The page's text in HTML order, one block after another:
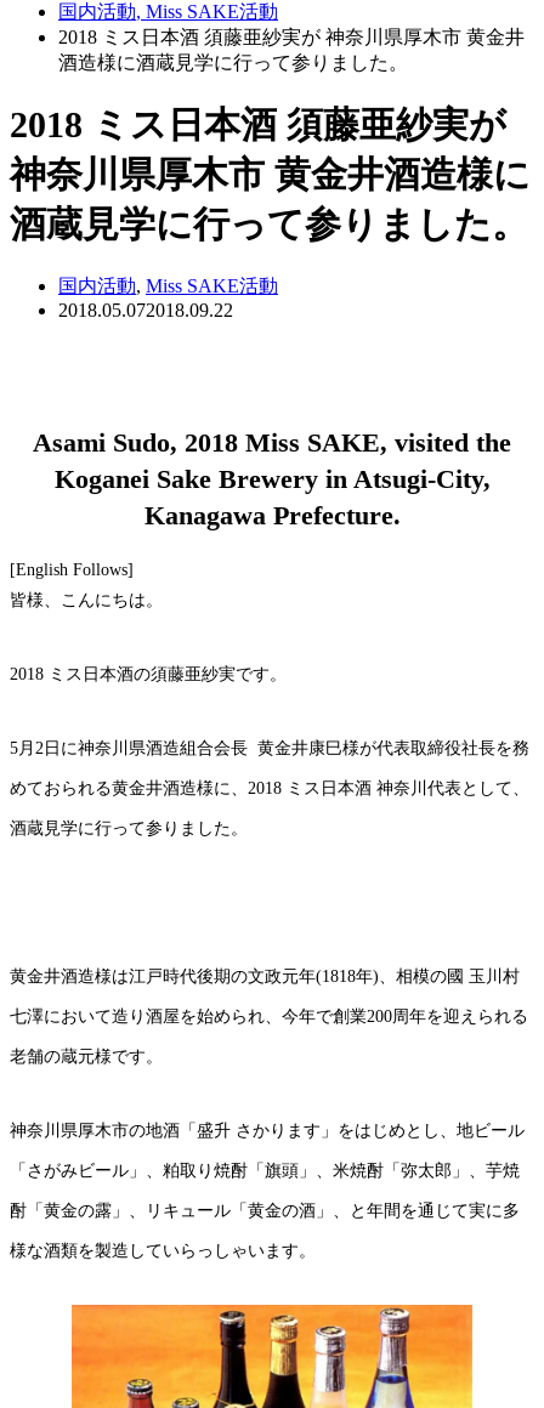
国内活動, Miss SAKE活動
2018 ミス日本酒 須藤亜紗実が 神奈川県厚木市 黄金井
酒造様に酒蔵見学に行って参りました。
2018 ミス日本酒 須藤亜紗実が
神奈川県厚木市 黄金井酒造様に
酒蔵見学に行って参りました。
国内活動, Miss SAKE活動
2018.05.072018.09.22
Asami Sudo, 2018 Miss SAKE, visited the
Koganei Sake Brewery in Atsugi-City,
Kanagawa Prefecture.
[English Follows]
皆様、こんにちは。
2018 ミス日本酒の須藤亜紗実です。
5月2日に神奈川県酒造組合会長 黄金井康巳様が代表取締役社長を務
めておられる黄金井酒造様に、2018 ミス日本酒 神奈川代表として、
酒蔵見学に行って参りました。
黄金井酒造様は江戸時代後期の文政元年(1818年)、相模の國 玉川村
七澤において造り酒屋を始められ、今年で創業200周年を迎えられる
老舗の蔵元様です。
神奈川県厚木市の地酒「盛升 さかります」をはじめとし、地ビール
「さがみビール」、粕取り焼酎「旗頭」、米焼酎「弥太郎」、芋焼
酎「黄金の露」、リキュール「黄金の酒」、と年間を通じて実に多
様な酒類を製造していらっしゃいます。